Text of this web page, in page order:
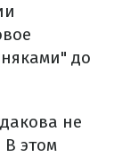
до
не
этом